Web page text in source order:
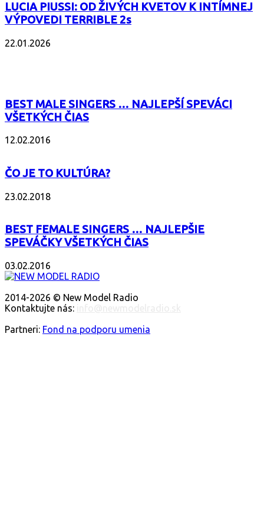
LUCIA PIUSSI: OD ŽIVÝCH KVETOV K INTÍMNEJ
VÝPOVEDI TERRIBLE 2s
22.01.2026
BEST MALE SINGERS … NAJLEPŠÍ SPEVÁCI
VŠETKÝCH ČIAS
12.02.2016
ČO JE TO KULTÚRA?
23.02.2018
BEST FEMALE SINGERS … NAJLEPŠIE
SPEVÁČKY VŠETKÝCH ČIAS
03.02.2016
2014-2026 © New Model Radio
Kontaktujte nás:
Partneri: Fond na podporu umenia